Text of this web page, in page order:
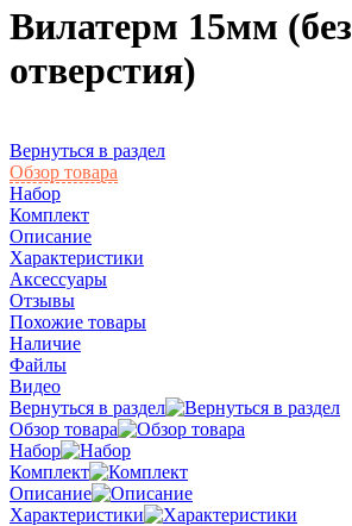
Вилатерм 15мм (без
отверстия)
Вернуться в раздел
Обзор товара
Набор
Комплект
Описание
Характеристики
Аксессуары
Отзывы
Похожие товары
Наличие
Файлы
Видео
Вернуться в раздел
Обзор товара
Набор
Комплект
Описание
Характеристики